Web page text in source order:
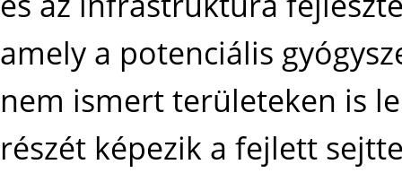
amely a potenciális
nem ismert területeken is
részét képezik a fejlett